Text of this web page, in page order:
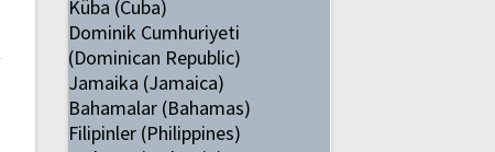
Küba (Cuba)
Dominik Cumhuriyeti
(Dominican Republic)
Jamaika (Jamaica)
Bahamalar (Bahamas)
Filipinler (Philippines)